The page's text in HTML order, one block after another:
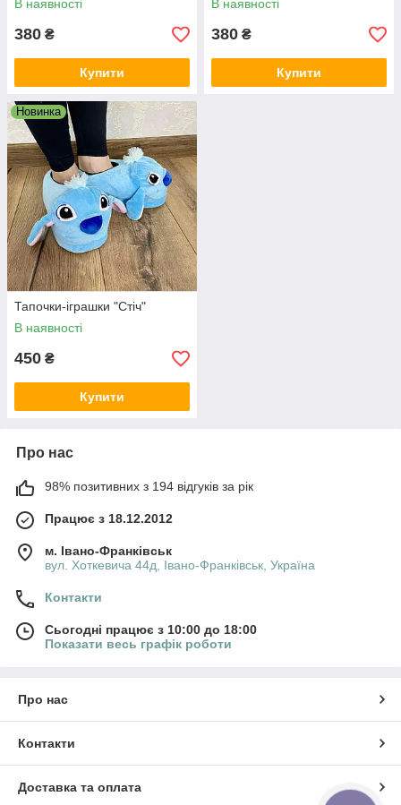
В наявності
380 ₴
Купити
В наявності
380 ₴
Купити
Новинка
Тапочки-іграшки "Стіч"
В наявності
450 ₴
Купити
Про нас
98% позитивних з 194 відгуків за рік
Працює з 18.12.2012
м. Івано-Франківськ
вул. Хоткевича 44д, Івано-Франківськ, Україна
Контакти
Сьогодні працює з 10:00 до 18:00
Показати весь графік роботи
Про нас
Контакти
Доставка та оплата